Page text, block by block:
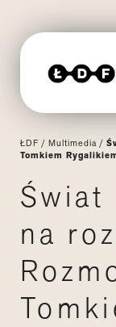
ŁDF / Multimedia /
Tomkiem
Świat
na